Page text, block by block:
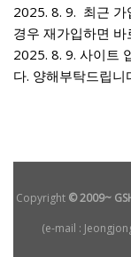
2025. 8. 9. 최근 가
경우 재가입하면
2025. 8. 9. 사이트
다. 양해부탁드립니
Copyright © 2009~
(e-mail :